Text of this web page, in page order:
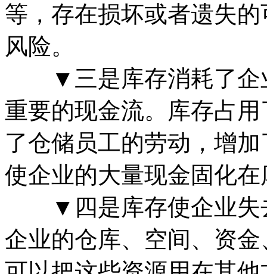
等，存在损坏或者遗失
风险。
▼三是库存消耗了企业
重要的现金流。库存占
了仓储员工的劳动，增
使企业的大量现金固化
▼四是库存使企业失去
企业的仓库、空间、资